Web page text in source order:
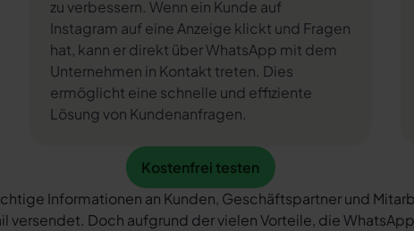
zu verbessern. Wenn ein Kunde auf
Instagram auf eine Anzeige klickt und Fragen
hat, kann er direkt über WhatsApp mit dem
Unternehmen in Kontakt treten. Dies
ermöglicht eine schnelle und effiziente
Lösung von Kundenanfragen.
Kostenfrei testen
Kostenfrei testen
Informationen an Kunden, Geschäftspartner und
versendet. Doch aufgrund der vielen Vorteile, die